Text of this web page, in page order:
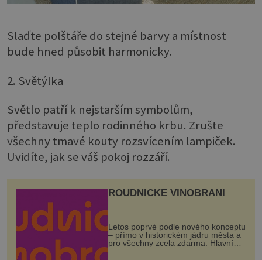
Slaďte polštáře do stejné barvy a místnost
bude hned působit harmonicky.
2. Světýlka
Světlo patří k nejstarším symbolům,
představuje teplo rodinného krbu. Zrušte
všechny tmavé kouty rozsvícením lampiček.
Uvidíte, jak se váš pokoj rozzáří.
ROUDNICKÉ VINOBRANÍ
Letos poprvé podle nového konceptu
– přímo v historickém jádru města a
pro všechny zcela zdarma. Hlavní
program se odehraje na Karlově a